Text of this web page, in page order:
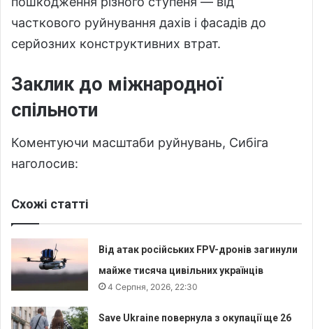
часткового руйнування дахів і фасадів до
серйозних конструктивних втрат.
Заклик до міжнародної
спільноти
Коментуючи масштаби руйнувань, Сибіга
наголосив:
Схожі статті
Від атак російських FPV-дронів загинули
майже тисяча цивільних українців
4 Серпня, 2026, 22:30
Save Ukraine повернула з окупації ще 26